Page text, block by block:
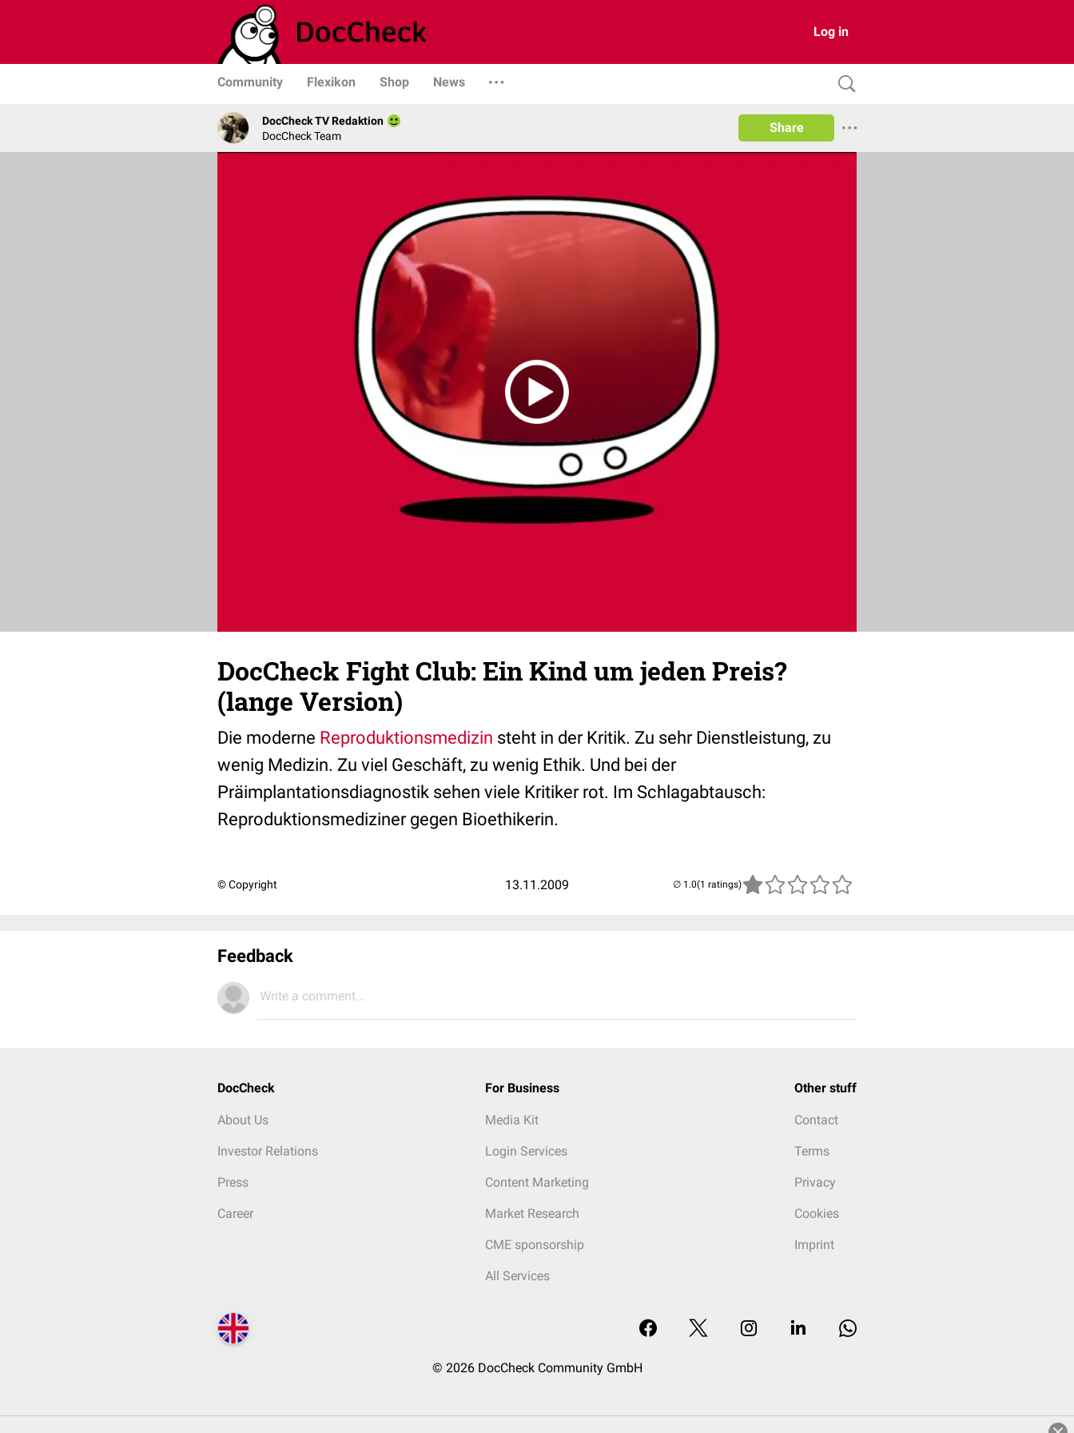
Log in
Community Flexikon Shop News
DocCheck TV Redaktion
DocCheck Team
Share
DocCheck Fight Club: Ein Kind um jeden Preis?
(lange Version)
Die moderne Reproduktionsmedizin steht in der Kritik. Zu sehr Dienstleistung, zu
wenig Medizin. Zu viel Geschäft, zu wenig Ethik. Und bei der
Präimplantationsdiagnostik sehen viele Kritiker rot. Im Schlagabtausch:
Reproduktionsmediziner gegen Bioethikerin.
© Copyright 13.11.2009 (1 ratings)
Feedback
Write a comment...
DocCheck
About Us
Investor Relations
Press
Career
For Business
Media Kit
Login Services
Content Marketing
Market Research
CME sponsorship
All Services
Other stuff
Contact
Terms
Privacy
Cookies
Imprint
© 2026 DocCheck Community GmbH